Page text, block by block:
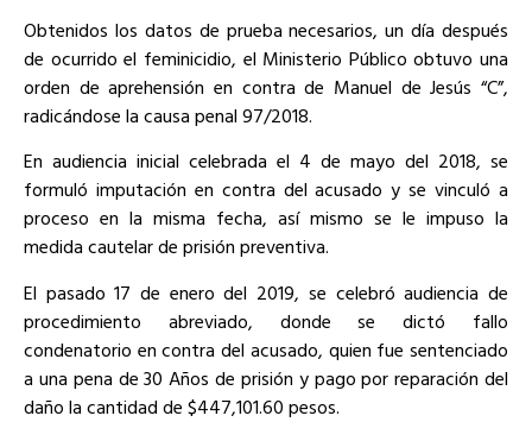
Obtenidos los datos de prueba necesarios, un día después
de ocurrido el feminicidio, el Ministerio Público obtuvo una
orden de aprehensión en contra de Manuel de Jesús “C”,
radicándose la causa penal 97/2018.
En audiencia inicial celebrada el 4 de mayo del 2018, se
formuló imputación en contra del acusado y se vinculó a
proceso en la misma fecha, así mismo se le impuso la
medida cautelar de prisión preventiva.
El pasado 17 de enero del 2019, se celebró audiencia de
procedimiento abreviado, donde se dictó fallo
condenatorio en contra del acusado, quien fue sentenciado
a una pena de 30 Años de prisión y pago por reparación del
daño la cantidad de $447,101.60 pesos.